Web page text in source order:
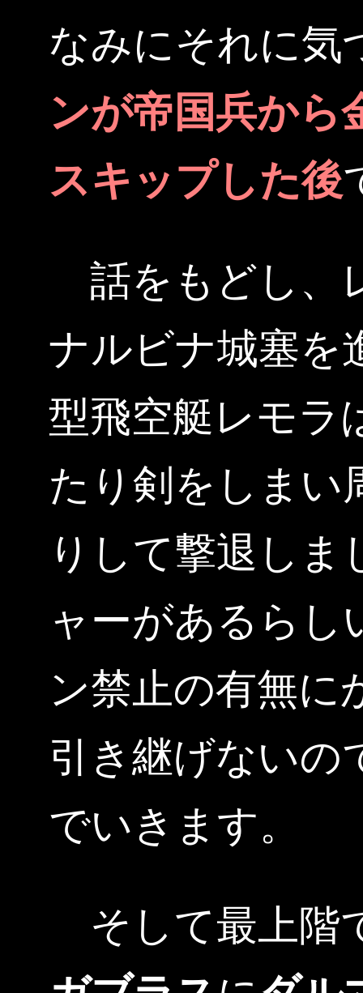
なみにそれに気
ンが帝国兵から
スキップした後
話をもどし、
ナルビナ城塞を
型飛空艇レモラ
たり剣をしまい
りして撃退しま
ャーがあるらし
ン禁止の有無に
引き継げないの
でいきます。
そして最上階